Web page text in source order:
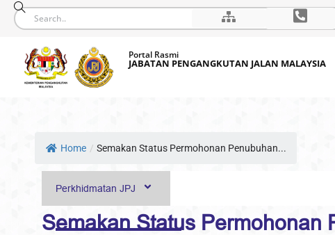
content
Portal Rasmi
JABATAN PENGANGKUTAN JALAN MALAYSIA
Home / Semakan Status Permohonan Penubuhan...
Perkhidmatan JPJ
Semakan Status Permohonan